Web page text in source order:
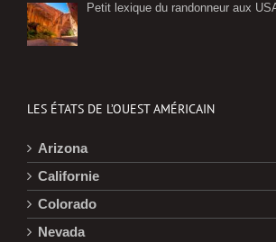
Petit lexique du randonneur aux
LES ÉTATS DE L’OUEST AMÉRICAIN
Arizona
Californie
Colorado
Nevada